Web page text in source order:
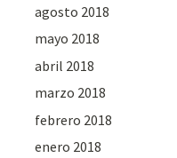
agosto 2018
mayo 2018
abril 2018
marzo 2018
febrero 2018
enero 2018